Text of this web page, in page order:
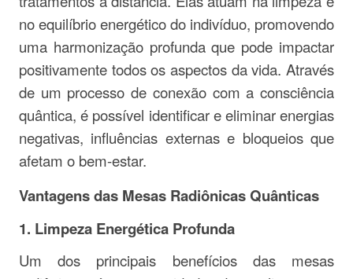
no equilíbrio energético do indivíduo, promovendo
uma harmonização profunda que pode impactar
positivamente todos os aspectos da vida. Através
de um processo de conexão com a consciência
quântica, é possível identificar e eliminar energias
negativas, influências externas e bloqueios que
afetam o bem-estar.
Vantagens das Mesas Radiônicas Quânticas
1. Limpeza Energética Profunda
Um dos principais benefícios das mesas